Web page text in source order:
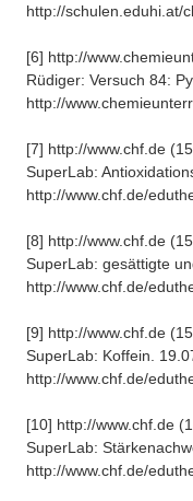
http://schulen.eduhi.at/
[6] http://
Rüdiger: Versuch 84:
http://
[7] http://www.chf.de
SuperLab:
http://www.chf.de/
[8] http://www.chf.de
SuperLab: gesättigte
http://www.chf.de/
[9] http://www.chf.de
SuperLab: Koffein.
http://www.chf.de/
[10] http://www.chf.de
SuperLab:
http://www.chf.de/